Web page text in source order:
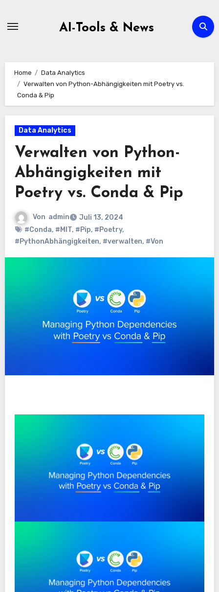
AI-Tools & News
Home
Data Analytics
Verwalten von Python-Abhängigkeiten mit Poetry vs.
Conda & Pip
Data Analytics
Verwalten von Python-
Abhängigkeiten mit
Poetry vs. Conda & Pip
Von admin
Juli 13, 2024
#Conda, #MIT, #Pip, #Poetry,
#PythonAbhängigkeiten, #verwalten, #Von